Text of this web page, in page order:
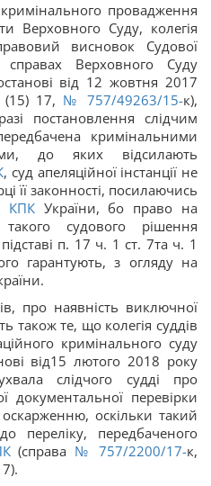
провадження
Верховного Суду, колегія
висновок Судової
Верховного Суду
від 12 жовтня 2017
17, № 757/49263/15-к),
постановлення слідчим
кримінальними
до яких відсилають
, суд апеляційної інстанції не
її законності, посилаючись
КПКУкраїни, бо право на
судового рішення
п. 17 ч. 1 ст. 7та ч. 1
гарантують, з огляду на
про наявність виключної
також те, що колегія суддів
кримінального суду
від15 лютого 2018 року
слідчого судді про
документальної перевірки
оскільки такий
переліку, передбаченого
(справа № 757/2200/17-к,